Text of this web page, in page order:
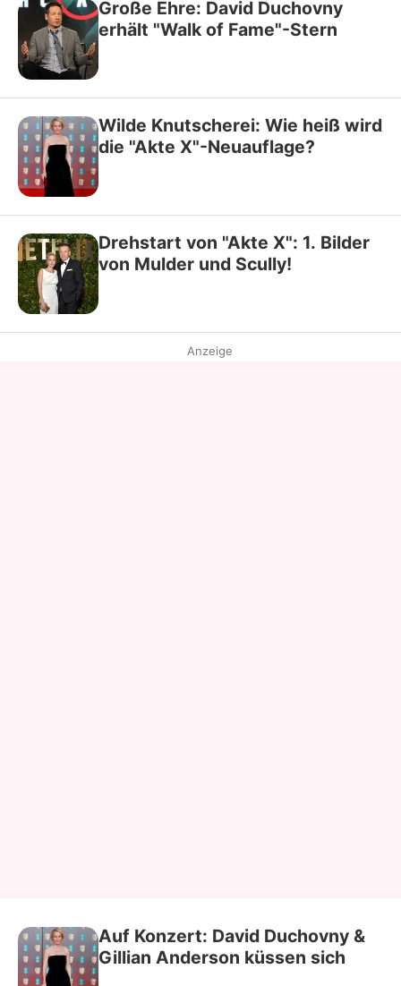
Große Ehre: David Duchovny
erhält "Walk of Fame"-Stern
Wilde Knutscherei: Wie heiß wird
die "Akte X"-Neuauflage?
Drehstart von "Akte X": 1. Bilder
von Mulder und Scully!
Anzeige
Auf Konzert: David Duchovny &
Gillian Anderson küssen sich